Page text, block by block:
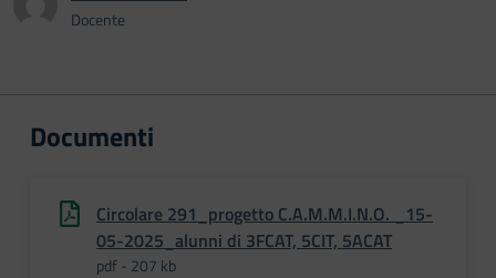
Docente
Documenti
Circolare 291_progetto C.A.M.M.I.N.O. _15-
05-2025_alunni di 3FCAT, 5CIT, 5ACAT
pdf - 207 kb